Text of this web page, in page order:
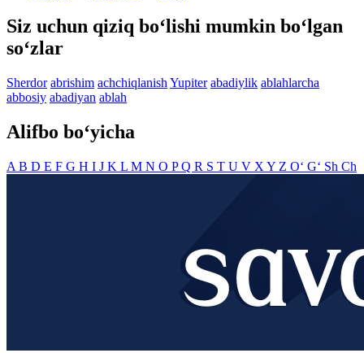
Siz uchun qiziq bo‘lishi mumkin bo‘lgan
so‘zlar
Sherdor abrishim achchiqlanish Yupiter abadiylik ablahlarcha
abbosiy abadiyan ablah
Alifbo bo‘yicha
A B D E F G H I J K L M N O PQ R S T U V X Y Z O‘ G‘ Sh Ch